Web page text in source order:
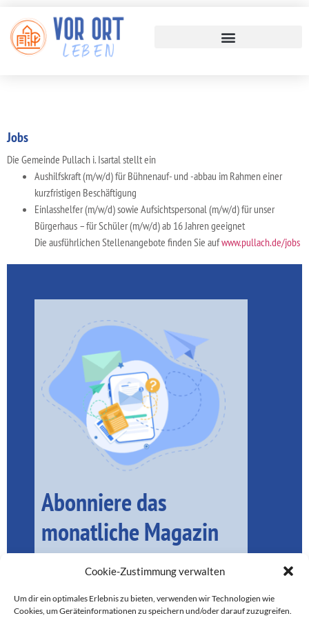
Cookie-Zustimmung verwalten
Um dir ein optimales Erlebnis zu bieten, verwenden wir Technologien wie
Cookies, um Geräteinformationen zu speichern und/oder darauf zuzugreifen.
Jobs
Die Gemeinde Pullach i. Isartal stellt ein
Aushilfskraft (m/w/d) für Bühnenauf- und -abbau im Rahmen einer
kurzfristigen Beschäftigung
Einlasshelfer (m/w/d) sowie Aufsichtspersonal (m/w/d) für unser
Bürgerhaus – für Schüler (m/w/d) ab 16 Jahren geeignet
Die ausführlichen Stellenangebote finden Sie aufwww.pullach.de/jobs
Abonniere das
monatliche Magazin